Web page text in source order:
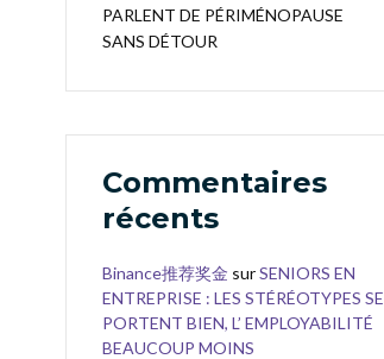
PARLENT DE PÉRIMÉNOPAUSE
SANS DÉTOUR
Commentaires
récents
Binance推荐奖金 surSENIORS EN
ENTREPRISE : LES STÉRÉOTYPES SE
PORTENT BIEN, L’ EMPLOYABILITÉ
BEAUCOUP MOINS